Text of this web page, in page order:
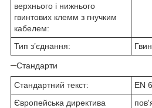
верхнього і нижнього
гвинтових клемм з гнучким
кабелем:
Тип з’єднання:
Стандарти
Стандартний текст:
EN
Європейська директива